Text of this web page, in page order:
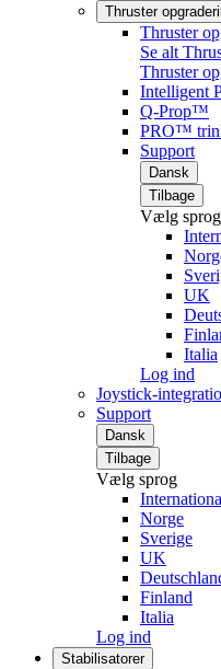
Thruster
Thruster
Se alt
Thruster
Intelligent
Q-Prop™
PRO™
Support
Dansk
Tilbage
Vælg sprog
UK
Italia
Log ind
Joystick-
Support
Dansk
Tilbage
Vælg sprog
Norge
Sverige
UK
Finland
Italia
Log ind
Stabilisatorer